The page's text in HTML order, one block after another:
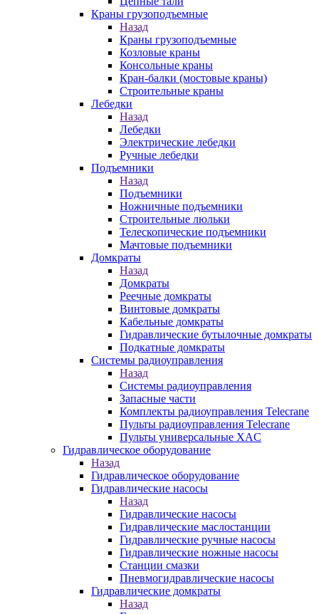
Краны грузоподъемные
Назад
Краны грузоподъемные
Козловые краны
Консольные краны
Кран-балки (мостовые краны)
Строительные краны
Лебедки
Назад
Лебедки
Электрические лебедки
Ручные лебедки
Подъемники
Назад
Подъемники
Ножничные подъемники
Строительные люльки
Телескопические подъемники
Мачтовые подъемники
Домкраты
Назад
Домкраты
Реечные домкраты
Винтовые домкраты
Кабельные домкраты
Гидравлические бутылочные домкраты
Подкатные домкраты
Системы радиоуправления
Назад
Системы радиоуправления
Запасные части
Комплекты радиоуправления Telecrane
Пульты радиоуправления Telecrane
Пульты универсальные XAC
Гидравлическое оборудование
Назад
Гидравлическое оборудование
Гидравлические насосы
Назад
Гидравлические насосы
Гидравлические маслостанции
Гидравлические ручные насосы
Гидравлические ножные насосы
Станции смазки
Пневмогидравлические насосы
Гидравлические домкраты
Назад